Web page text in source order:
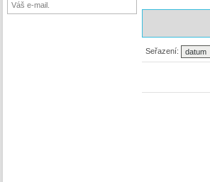
Seřazení:
Váš e-mail.